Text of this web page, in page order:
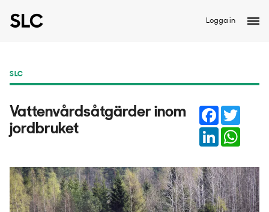
Logga in
SLC
Vattenvårdsåtgärder inom
jordbruket
Facebook
LinkedIn